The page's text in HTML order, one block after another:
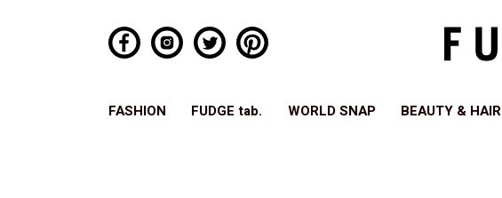
FASHION FUDGE tab. WORLD SNAP BEAUTY & HAIR